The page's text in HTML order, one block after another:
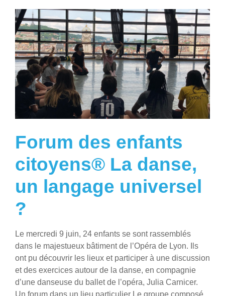
Forum des enfants
citoyens® La danse,
un langage universel
?
Le mercredi 9 juin, 24 enfants se sont rassemblés
dans le majestueux bâtiment de l’Opéra de Lyon. Ils
ont pu découvrir les lieux et participer à une discussion
et des exercices autour de la danse, en compagnie
d’une danseuse du ballet de l’opéra, Julia Carnicer.